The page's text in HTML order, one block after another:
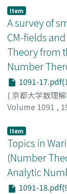
Item
A survey of
CM-fields
Theory from
Number
1091-
( 京都大学数理
Volume 1091 ,
Item
Topics in
(Number
Analytic
1091-